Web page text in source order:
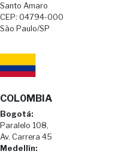
Santo Amaro
CEP: 04794-000
São Paulo/SP
COL0MBIA
Bogotá:
Paralelo 108,
Av. Carrera 45
Medellín: